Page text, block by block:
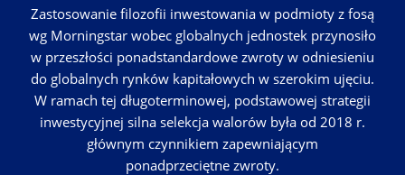
Zastosowanie filozofii inwestowania w podmioty z fosą
wg Morningstar wobec globalnych jednostek przynosiło
w przeszłości ponadstandardowe zwroty w odniesieniu
do globalnych rynków kapitałowych w szerokim ujęciu.
W ramach tej długoterminowej, podstawowej strategii
inwestycyjnej silna selekcja walorów była od 2018 r.
głównym czynnikiem zapewniającym
ponadprzeciętne zwroty.